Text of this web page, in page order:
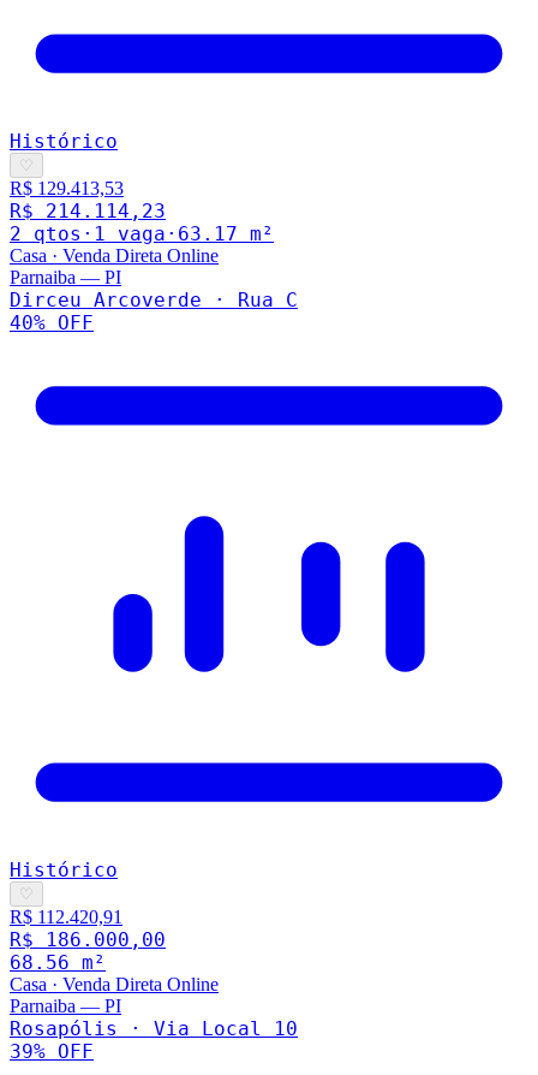
Histórico
♡
R$ 129.413,53
R$ 214.114,23
2 qtos · 1 vaga · 63.17 m²
Casa · Venda Direta Online
Parnaiba — PI
Dirceu Arcoverde · Rua C
40% OFF
Histórico
♡
R$ 112.420,91
R$ 186.000,00
68.56 m²
Casa · Venda Direta Online
Parnaiba — PI
Rosapólis · Via Local 10
39% OFF